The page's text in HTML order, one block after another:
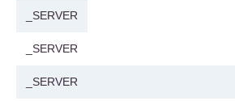
_SERVER
_SERVER
_SERVER